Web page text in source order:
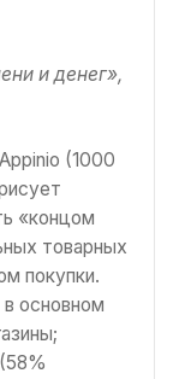
и денег»,
(1000
«концом
товарных
покупки.
основном